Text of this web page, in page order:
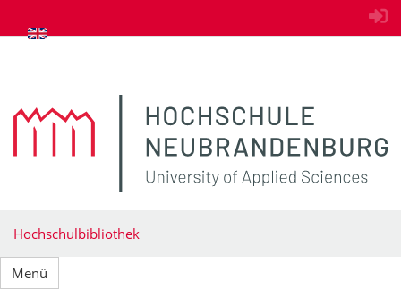
zum Inhalt springen
Hochschulbibliothek
Menü